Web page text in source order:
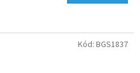
Kód: BGS1837